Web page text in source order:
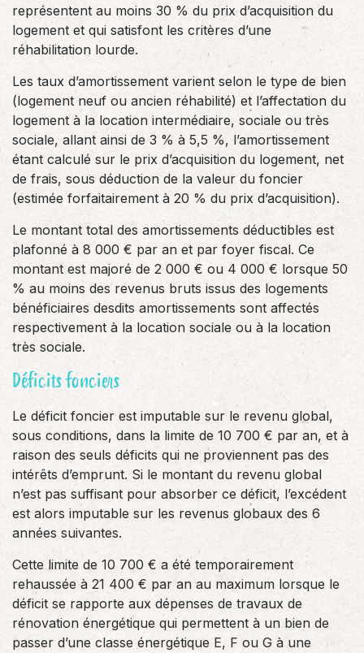
représentent au moins 30 % du prix d’acquisition du
logement et qui satisfont les critères d’une
réhabilitation lourde.
Les taux d’amortissement varient selon le type de bien
(logement neuf ou ancien réhabilité) et l’affectation du
logement à la location intermédiaire, sociale ou très
sociale, allant ainsi de 3 % à 5,5 %, l’amortissement
étant calculé sur le prix d’acquisition du logement, net
de frais, sous déduction de la valeur du foncier
(estimée forfaitairement à 20 % du prix d’acquisition).
Le montant total des amortissements déductibles est
plafonné à 8 000 € par an et par foyer fiscal. Ce
montant est majoré de 2 000 € ou 4 000 € lorsque 50
% au moins des revenus bruts issus des logements
bénéficiaires desdits amortissements sont affectés
respectivement à la location sociale ou à la location
très sociale.
Déficits fonciers
Le déficit foncier est imputable sur le revenu global,
sous conditions, dans la limite de 10 700 € par an, et à
raison des seuls déficits qui ne proviennent pas des
intérêts d’emprunt. Si le montant du revenu global
n’est pas suffisant pour absorber ce déficit, l’excédent
est alors imputable sur les revenus globaux des 6
années suivantes.
Cette limite de 10 700 € a été temporairement
rehaussée à 21 400 € par an au maximum lorsque le
déficit se rapporte aux dépenses de travaux de
rénovation énergétique qui permettent à un bien de
passer d’une classe énergétique E, F ou G à une